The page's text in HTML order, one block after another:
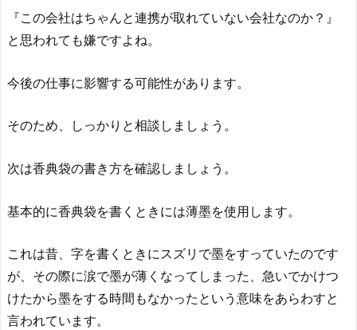
『この会社はちゃんと連携が取れていない会社なのか？』
と思われても嫌ですよね。
今後の仕事に影響する可能性があります。
そのため、しっかりと相談しましょう。
次は香典袋の書き方を確認しましょう。
基本的に香典袋を書くときには薄墨を使用します。
これは昔、字を書くときにスズリで墨をすっていたのです
が、その際に涙で墨が薄くなってしまった、急いでかけつ
けたから墨をする時間もなかったという意味をあらわすと
言われています。